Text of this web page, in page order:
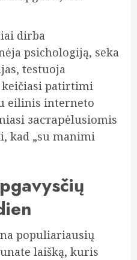
dirba
psichologiją, seka
testuoja
keičiasi patirtimi
eilinis interneto
застарėlusiomis
kad „su manimi
populiariausių
laišką, kuris